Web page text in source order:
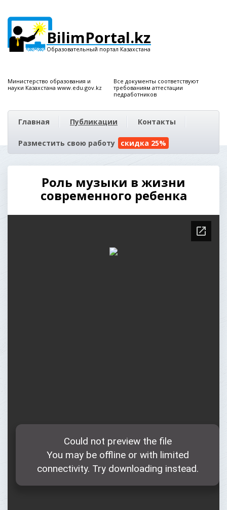
BilimPortal.kz
Образовательный портал Казахстана
Министерство образования и
науки Казахстана www.edu.gov.kz
Все документы соответствуют
требованиям аттестации
педработников
Главная Публикации Контакты
Разместить свою работу скидка 25%
Роль музыки в жизни
современного ребенка